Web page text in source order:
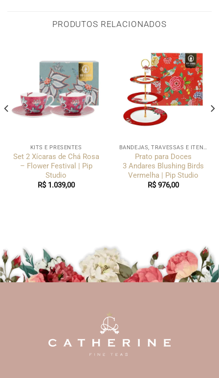
PRODUTOS RELACIONADOS
KITS E PRESENTES
Set 2 Xícaras de Chá Rosa
– Flower Festival | Pip
Studio
R$1.039,00
BANDEJAS, TRAVESSAS E ITENS PARA SERVIR
Prato para Doces
3 Andares Blushing Birds
Vermelha | Pip Studio
R$976,00